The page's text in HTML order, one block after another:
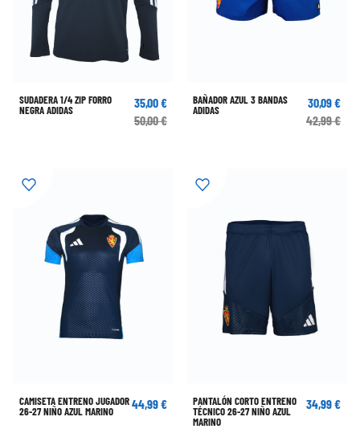
SUDADERA 1/4 ZIP FORRO
NEGRA ADIDAS
35,00 €
50,00 €
BAÑADOR AZUL 3 BANDAS
ADIDAS
30,09 €
42,99 €
CAMISETA ENTRENO JUGADOR
26-27 NIÑO AZUL MARINO
44,99 €
PANTALÓN CORTO ENTRENO
TÉCNICO 26-27 NIÑO AZUL
MARINO
34,99 €